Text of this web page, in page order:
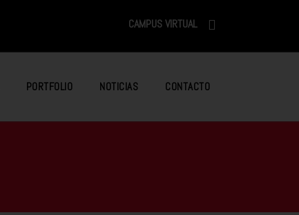
CAMPUS VIRTUAL
PORTFOLIO NOTICIAS CONTACTO